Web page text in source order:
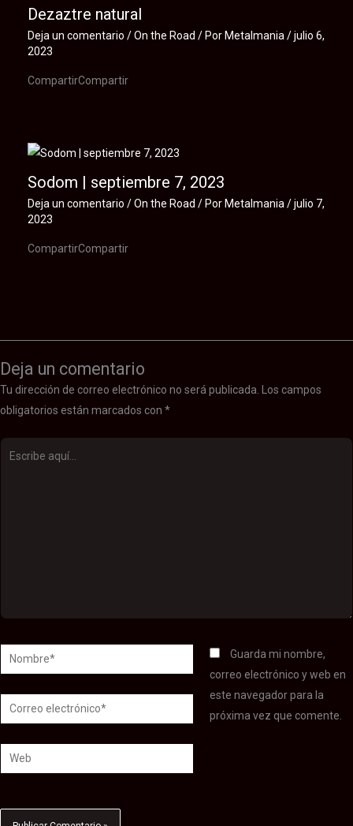
Dezaztre natural
Deja un comentario /On the Road / Por Metalmania /julio 6,
2023
CompartirCompartir
Sodom | septiembre 7, 2023
Deja un comentario /On the Road / Por Metalmania/julio 7,
2023
CompartirCompartir
Deja un comentario
Tu dirección de correo electrónico no será publicada.
Los campos
obligatorios están marcados con *
Nombre*
Correo
electrónico*
Web
Guarda mi nombre,
correo electrónico y web en
este navegador para la
próxima vez que comente.